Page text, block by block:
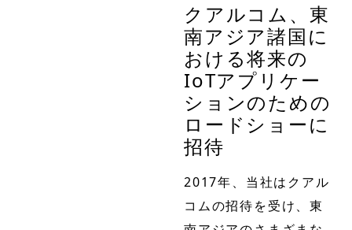
クアルコム、東
南アジア諸国に
おける将来の
IoTアプリケー
ションのための
ロードショーに
招待
2017年、当社はクアル
コムの招待を受け、東